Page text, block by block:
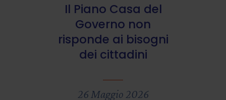
Il Piano Casa del
Governo non
risponde ai bisogni
dei cittadini
26 Maggio 2026